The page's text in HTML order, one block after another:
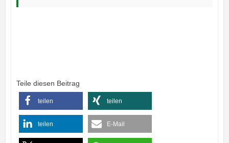
Teile diesen Beitrag
teilen teilen
teilen E-Mail